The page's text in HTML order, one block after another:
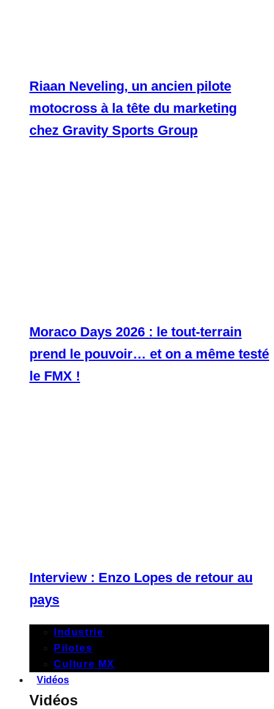
Riaan Neveling, un ancien pilote
motocross à la tête du marketing
chez Gravity Sports Group
Moraco Days 2026 : le tout-terrain
prend le pouvoir… et on a même testé
le FMX !
Interview : Enzo Lopes de retour au
pays
Industrie
Pilotes
Culture MX
Vidéos
Vidéos